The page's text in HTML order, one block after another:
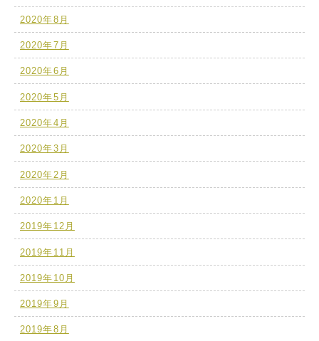
2020年8月
2020年7月
2020年6月
2020年5月
2020年4月
2020年3月
2020年2月
2020年1月
2019年12月
2019年11月
2019年10月
2019年9月
2019年8月